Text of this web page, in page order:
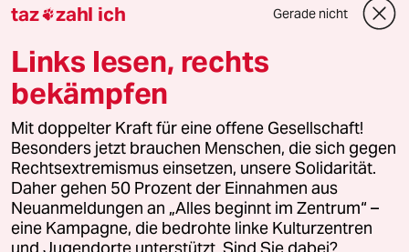
Downloads für Abonnierende
© 2026 taz Verlags und Vertriebs GmbH
Alle Rechte vorbehalten. Bei rechtlichen Fragen oder für Genehmigungen
wenden Sie sich bitte an
lizenzen@taz.de
Feedback Redaktionsstatut Kommune-Richtlinien
Leitlinie Informant Datenschutz Impressum AGB
taz zahl ich Gerade nicht
Links lesen, rechts
bekämpfen
Mit doppelter Kraft für eine offene Gesellschaft!
Besonders jetzt brauchen Menschen, die sich gegen
Rechtsextremismus einsetzen, unsere Solidarität.
Daher gehen 50 Prozent der Einnahmen aus
Neuanmeldungen an „Alles beginnt im Zentrum“ –
eine Kampagne, die bedrohte linke Kulturzentren